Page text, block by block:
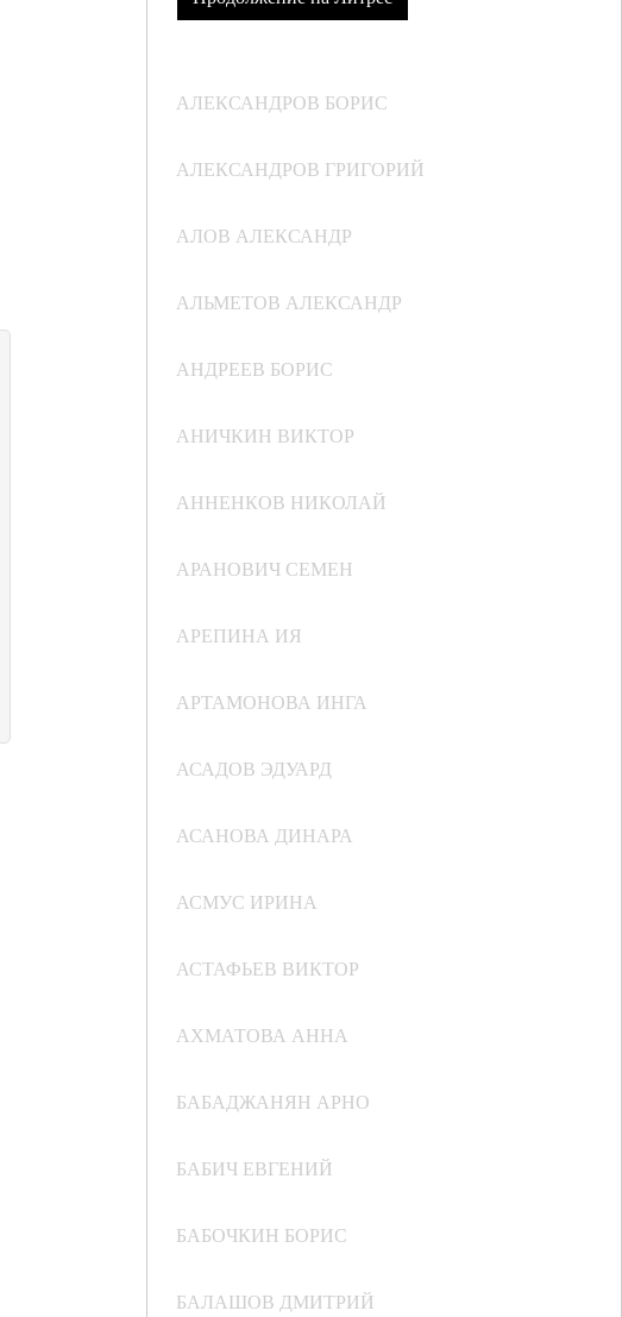
АЛЕКСАНДРОВ БОРИС
АЛЕКСАНДРОВ ГРИГОРИЙ
АЛОВ АЛЕКСАНДР
АЛЬМЕТОВ АЛЕКСАНДР
АНДРЕЕВ БОРИС
АНИЧКИН ВИКТОР
АННЕНКОВ НИКОЛАЙ
АРАНОВИЧ СЕМЕН
АРЕПИНА ИЯ
АРТАМОНОВА ИНГА
АСАДОВ ЭДУАРД
АСАНОВА ДИНАРА
АСМУС ИРИНА
АСТАФЬЕВ ВИКТОР
АХМАТОВА АННА
БАБАДЖАНЯН АРНО
БАБИЧ ЕВГЕНИЙ
БАБОЧКИН БОРИС
БАЛАШОВ ДМИТРИЙ